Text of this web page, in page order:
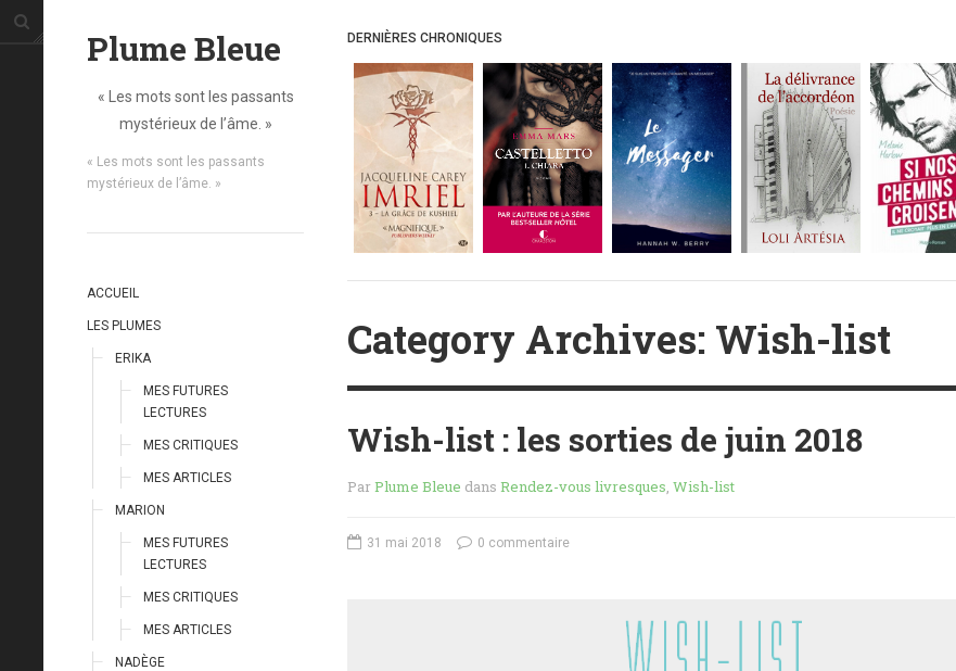
Plume Bleue
« Les mots sont les passants
mystérieux de l’âme. »
« Les mots sont les passants
mystérieux de l’âme. »
ACCUEIL
LES PLUMES
ERIKA
MES FUTURES
LECTURES
MES CRITIQUES
MES ARTICLES
MARION
MES FUTURES
LECTURES
MES CRITIQUES
MES ARTICLES
NADÈGE
DERNIÈRES CHRONIQUES
Category Archives: Wish-list
Wish-list : les sorties de juin 2018
ParPlume Bleue dans Rendez-vous livresques, Wish-list
31 mai 2018 0 commentaire